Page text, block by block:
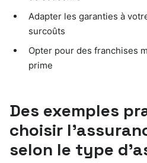
Adapter les garanties à
surcoûts
Opter pour des franchises
prime
Des exemples
choisir
selon le type